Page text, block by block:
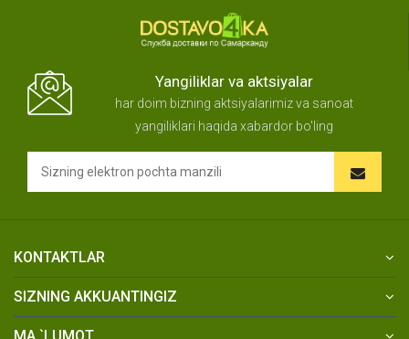
Yangiliklar va aktsiyalar
har doim bizning aktsiyalarimiz va sanoat
yangiliklari haqida xabardor bo'ling
KONTAKTLAR
SIZNING AKKUANTINGIZ
MA `LUMOT